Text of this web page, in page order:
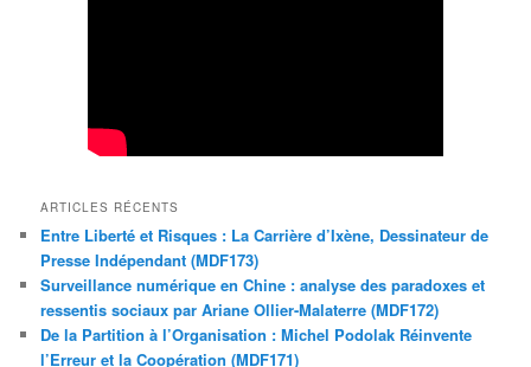
ARTICLES RÉCENTS
Entre Liberté et Risques : La Carrière d’Ixène, Dessinateur de
Presse Indépendant (MDF173)
Surveillance numérique en Chine : analyse des paradoxes et
ressentis sociaux par Ariane Ollier-Malaterre (MDF172)
De la Partition à l’Organisation : Michel Podolak Réinvente
l’Erreur et la Coopération (MDF171)